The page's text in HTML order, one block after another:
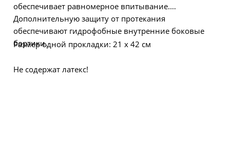
обеспечивает равномерное впитывание.
Дополнительную защиту от протекания
обеспечивают гидрофобные внутренние боковые
бортики.
Размер одной прокладки: 21 x 42 см
Не содержат латекс!